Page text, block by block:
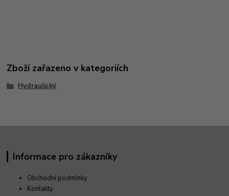
Zboží zařazeno v kategoriích
Hydraulický
Informace pro zákazníky
Obchodní podmínky
Kontakty